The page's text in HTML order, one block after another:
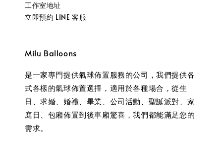
工作室地址
立即預約 LINE 客服
Milu Balloons
是一家專門提供氣球佈置服務的公司，我們提供各
式各樣的氣球佈置選擇，適用於各種場合，從生
日、求婚、婚禮、畢業、公司活動、聖誕派對、家
庭日、包廂佈置到後車廂驚喜，我們都能滿足您的
需求。